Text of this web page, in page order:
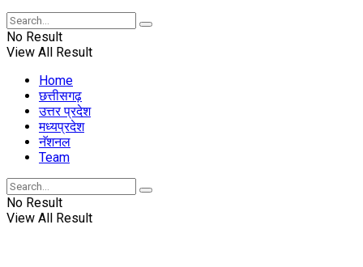
No Result
View All Result
Home
छत्तीसगढ़
उत्तर प्रदेश
मध्यप्रदेश
नॅशनल
Team
No Result
View All Result